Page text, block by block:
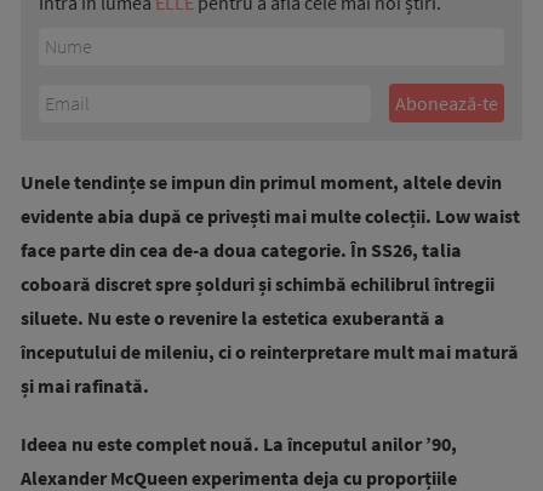
Unele tendințe se impun din primul moment, altele devin
evidente abia după ce privești mai multe colecții. Low waist
face parte din cea de-a doua categorie. În SS26, talia
coboară discret spre șolduri și schimbă echilibrul întregii
siluete. Nu este o revenire la estetica exuberantă a
începutului de mileniu, ci o reinterpretare mult mai matură
și mai rafinată.
Ideea nu este complet nouă. La începutul anilor ’90,
Alexander McQueen experimenta deja cu proporțiile